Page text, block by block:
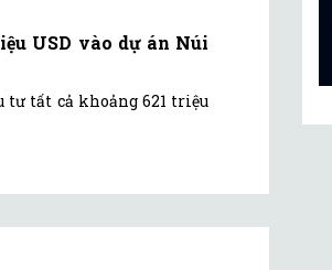
USD vào dự án Núi
tư tất cả khoảng 621 triệu